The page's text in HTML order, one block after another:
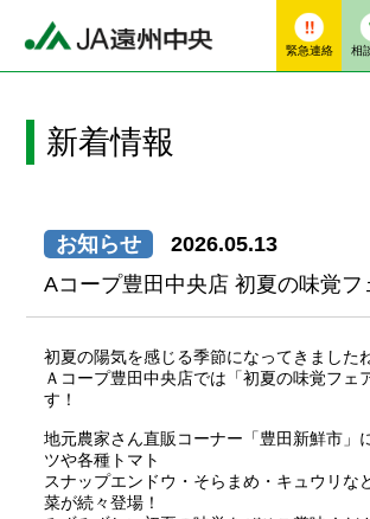
緊急連絡 相
新着情報
お知らせ
2026.05.13
Aコープ豊田中央店 初夏の味覚フ
初夏の陽気を感じる季節になってきました
Ａコープ豊田中央店では「初夏の味覚フェ
す！
地元農家さん直販コーナー「豊田新鮮市」
ツや各種トマト
スナップエンドウ・そらまめ・キュウリな
菜が続々登場！